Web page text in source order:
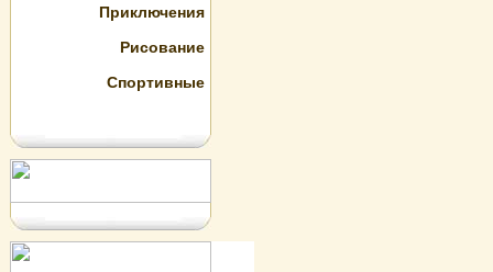
Приключения
Рисование
Спортивные